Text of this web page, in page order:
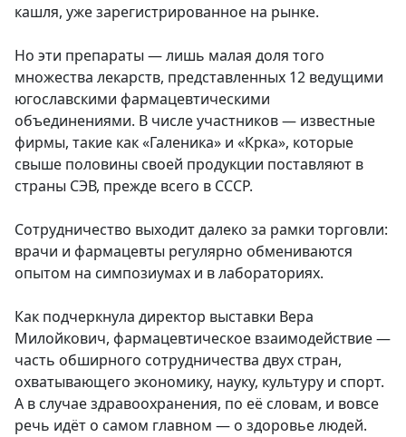
кашля, уже зарегистрированное на рынке.
Но эти препараты — лишь малая доля того
множества лекарств, представленных 12 ведущими
югославскими фармацевтическими
объединениями. В числе участников — известные
фирмы, такие как «Галеника» и «Крка», которые
свыше половины своей продукции поставляют в
страны СЭВ, прежде всего в СССР.
Сотрудничество выходит далеко за рамки торговли:
врачи и фармацевты регулярно обмениваются
опытом на симпозиумах и в лабораториях.
Как подчеркнула директор выставки Вера
Милойкович, фармацевтическое взаимодействие —
часть обширного сотрудничества двух стран,
охватывающего экономику, науку, культуру и спорт.
А в случае здравоохранения, по её словам, и вовсе
речь идёт о самом главном — о здоровье людей.